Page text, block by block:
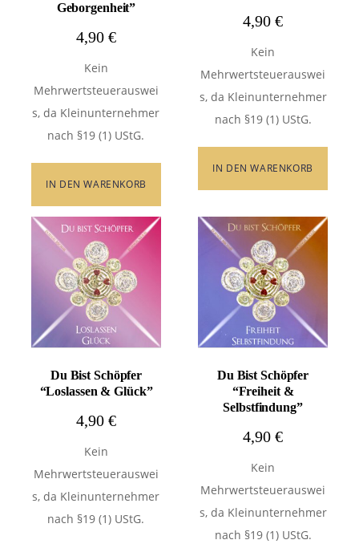
Geborgenheit”
4,90 €
Kein
Mehrwertsteuerauswei
s, da Kleinunternehmer
nach §19 (1) UStG.
IN DEN WARENKORB
4,90€
Kein
Mehrwertsteuerauswei
s, da Kleinunternehmer
nach §19 (1) UStG.
IN DEN WARENKORB
Du Bist Schöpfer
“Loslassen & Glück”
4,90 €
Kein
Mehrwertsteuerauswei
s, da Kleinunternehmer
nach §19 (1) UStG.
Du Bist Schöpfer
“Freiheit &
Selbstfindung”
4,90€
Kein
Mehrwertsteuerauswei
s, da Kleinunternehmer
nach §19 (1) UStG.